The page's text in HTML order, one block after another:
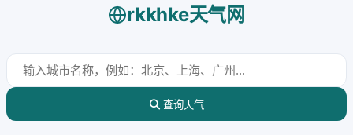
rkkhke天气网
查询天气